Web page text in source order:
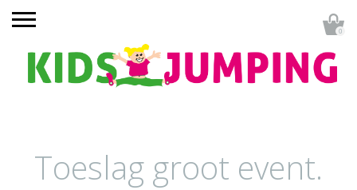
0
Toeslag groot event.